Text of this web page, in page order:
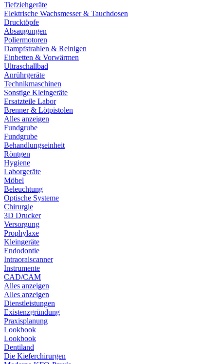
Tiefziehgeräte
Elektrische Wachsmesser & Tauchdosen
Drucktöpfe
Absaugungen
Poliermotoren
Dampfstrahlen & Reinigen
Einbetten & Vorwärmen
Ultraschallbad
Anrührgeräte
Technikmaschinen
Sonstige Kleingeräte
Ersatzteile Labor
Brenner & Lötpistolen
Alles anzeigen
Fundgrube
Fundgrube
Behandlungseinheit
Röntgen
Hygiene
Laborgeräte
Möbel
Beleuchtung
Optische Systeme
Chirurgie
3D Drucker
Versorgung
Prophylaxe
Kleingeräte
Endodontie
Intraoralscanner
Instrumente
CAD/CAM
Alles anzeigen
Alles anzeigen
Dienstleistungen
Existenzgründung
Praxisplanung
Lookbook
Lookbook
Dentiland
Die Kieferchirurgen